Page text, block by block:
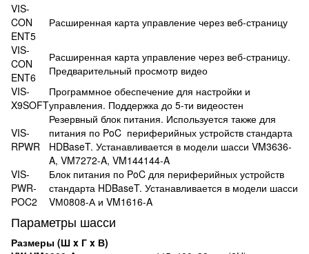
VIS-
CON
ENT5
Расширенная карта управление через веб-страницу
VIS-
CON
ENT6
Расширенная карта управление через веб-страницу.
Предварительный просмотр видео
VIS-
X9SOFT
Программное обеспечение для настройки и
управления. Поддержка до 5-ти видеостен
VIS-
RPWR
Резервный блок питания. Используется также для
питания по PoC периферийных устройств стандарта
HDBaseT. Устанавливается в модели шасси VM3636-
A, VM7272-A, VM144144-A
VIS-
PWR-
POC2
Блок питания по PoC для периферийных устройств
стандарта HDBaseT. Устанавливается в модели шасси
VМ0808-А и VM1616-A
Параметры шасси
Размеры (Ш x Г x В)